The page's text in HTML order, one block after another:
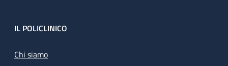
Footer
IL POLICLINICO
Chi siamo